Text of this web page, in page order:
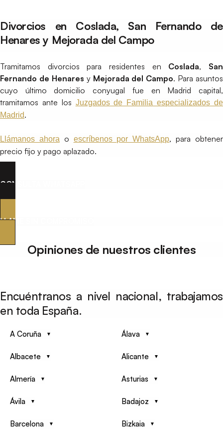
Divorcios en Coslada, San Fernando de
Henares y Mejorada del Campo
Tramitamos divorcios para residentes en Coslada, San
Fernando de Henares y Mejorada del Campo. Para asuntos
cuyo último domicilio conyugal fue en Madrid capital,
tramitamos ante los Juzgados de Familia especializados de
Madrid.
Llámanos ahora o escríbenos por WhatsApp, para obtener
precio fijo y pago aplazado.
CONSULTA WHATSAPP
LLAME SIN COMPROMISO
Opiniones de nuestros clientes
Encuéntranos a nivel nacional, trabajamos
en toda España.
A Coruña Álava
Albacete Alicante
Almería Asturias
Ávila Badajoz
Barcelona Bizkaia